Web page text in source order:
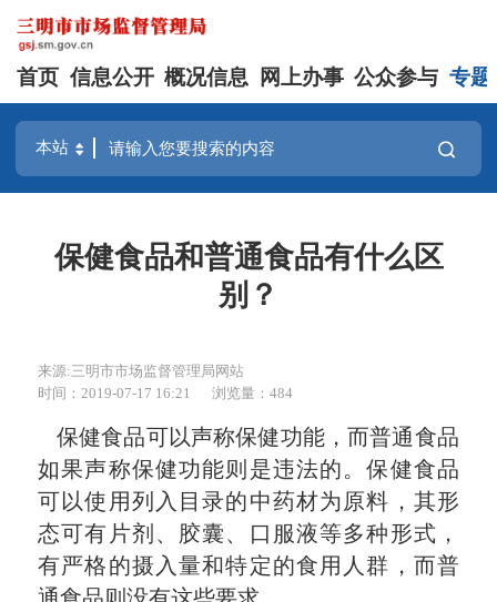
首页 信息公开 概况信息 网上办事 公众参与 专题
保健食品和普通食品有什么区
别？
来源:三明市市场监督管理局网站
时间：2019-07-17 16:21
浏览量：484
保健食品可以声称保健功能，而普通食品
如果声称保健功能则是违法的。保健食品
可以使用列入目录的中药材为原料，其形
态可有片剂、胶囊、口服液等多种形式，
有严格的摄入量和特定的食用人群，而普